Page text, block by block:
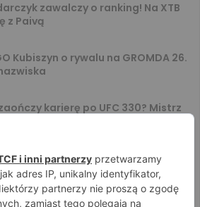
zawalczy o ranking! Na XTB
z Paivą
Kubiszyn o rywalu na GROMDA 26.
karierę po UFC 330? Mistrz
w język. Wymowna sugestia o
[VIDEO]